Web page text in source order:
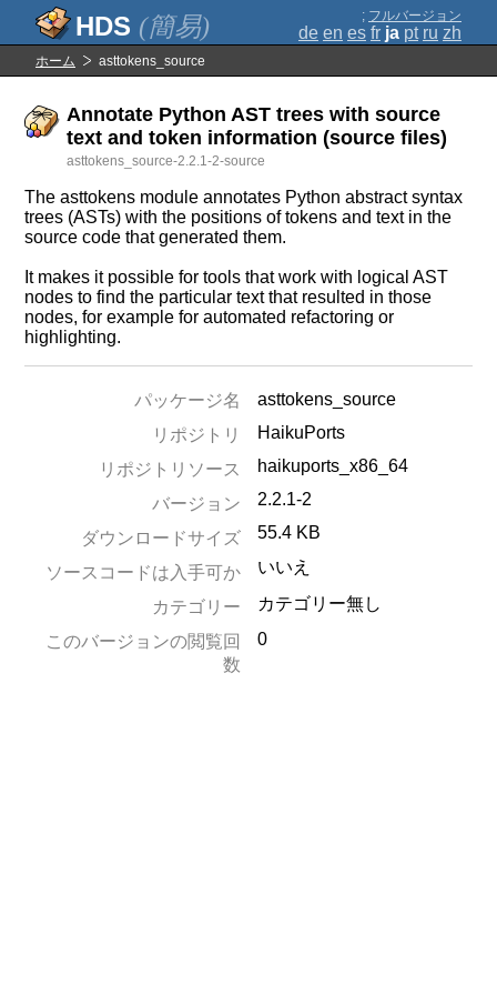
(簡易) ; フルバージョン
de en es fr ja pt ru zh
ホーム asttokens_source
Annotate Python AST trees with source
text and token information (source files)
asttokens_source-2.2.1-2-source
The asttokens module annotates Python abstract syntax
trees (ASTs) with the positions of tokens and text in the
source code that generated them.
It makes it possible for tools that work with logical AST
nodes to find the particular text that resulted in those
nodes, for example for automated refactoring or
highlighting.
パッケージ名
asttokens_source
リポジトリ
HaikuPorts
リポジトリソース
haikuports_x86_64
バージョン
2.2.1-2
ダウンロードサイズ 55.4 KB
ソースコードは入手可か いいえ
カテゴリー
カテゴリー無し
このバージョンの閲覧回
数
0